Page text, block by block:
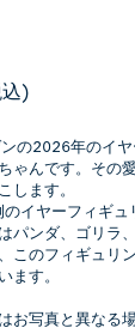
)
の2026年のイ
ゃんです。その
します。
イヤーフィギュ
パンダ、ゴリラ
このフィギュリ
ます。
お写真と異なる